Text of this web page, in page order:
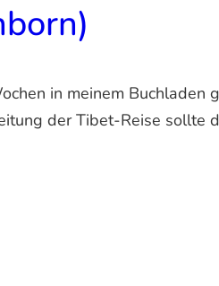
in meinem Buchladen
der Tibet-Reise sollte